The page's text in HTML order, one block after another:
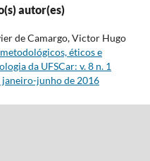
autor(es)
de Camargo, Victor Hugo
éticos e
da UFSCar: v. 8 n. 1
janeiro-junho de 2016